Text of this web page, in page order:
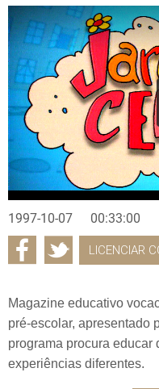
1997-10-07 00:33:00
LICENCIAR
Magazine educativo
pré-escolar, apresentado
programa procura educar
experiências diferentes.